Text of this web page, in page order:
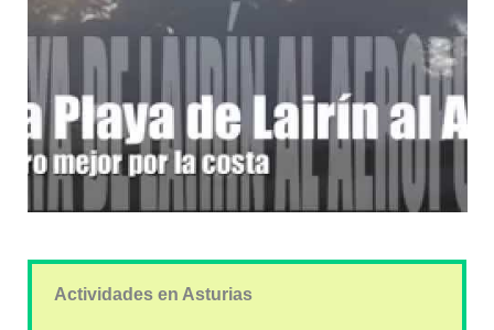
Actividades en Asturias